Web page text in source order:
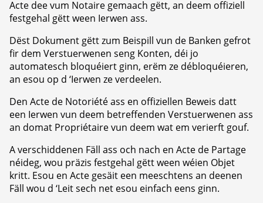
Acte dee vum Notaire gemaach gëtt, an deem offiziell
festgehal gëtt ween Ierwen ass.
Dëst Dokument gëtt zum Beispill vun de Banken gefrot
fir dem Verstuerwenen seng Konten, déi jo
automatesch bloquéiert ginn, erëm ze débloquéieren,
an esou op d ‘Ierwen ze verdeelen.
Den Acte de Notoriété ass en offiziellen Beweis datt
een Ierwen vun deem betreffenden Verstuerwenen ass
an domat Propriétaire vun deem wat em verierft gouf.
A verschiddenen Fäll ass och nach en Acte de Partage
néideg, wou präzis festgehal gëtt ween wéien Objet
kritt. Esou en Acte gesäit een meeschtens an deenen
Fäll wou d ‘Leit sech net esou einfach eens ginn.